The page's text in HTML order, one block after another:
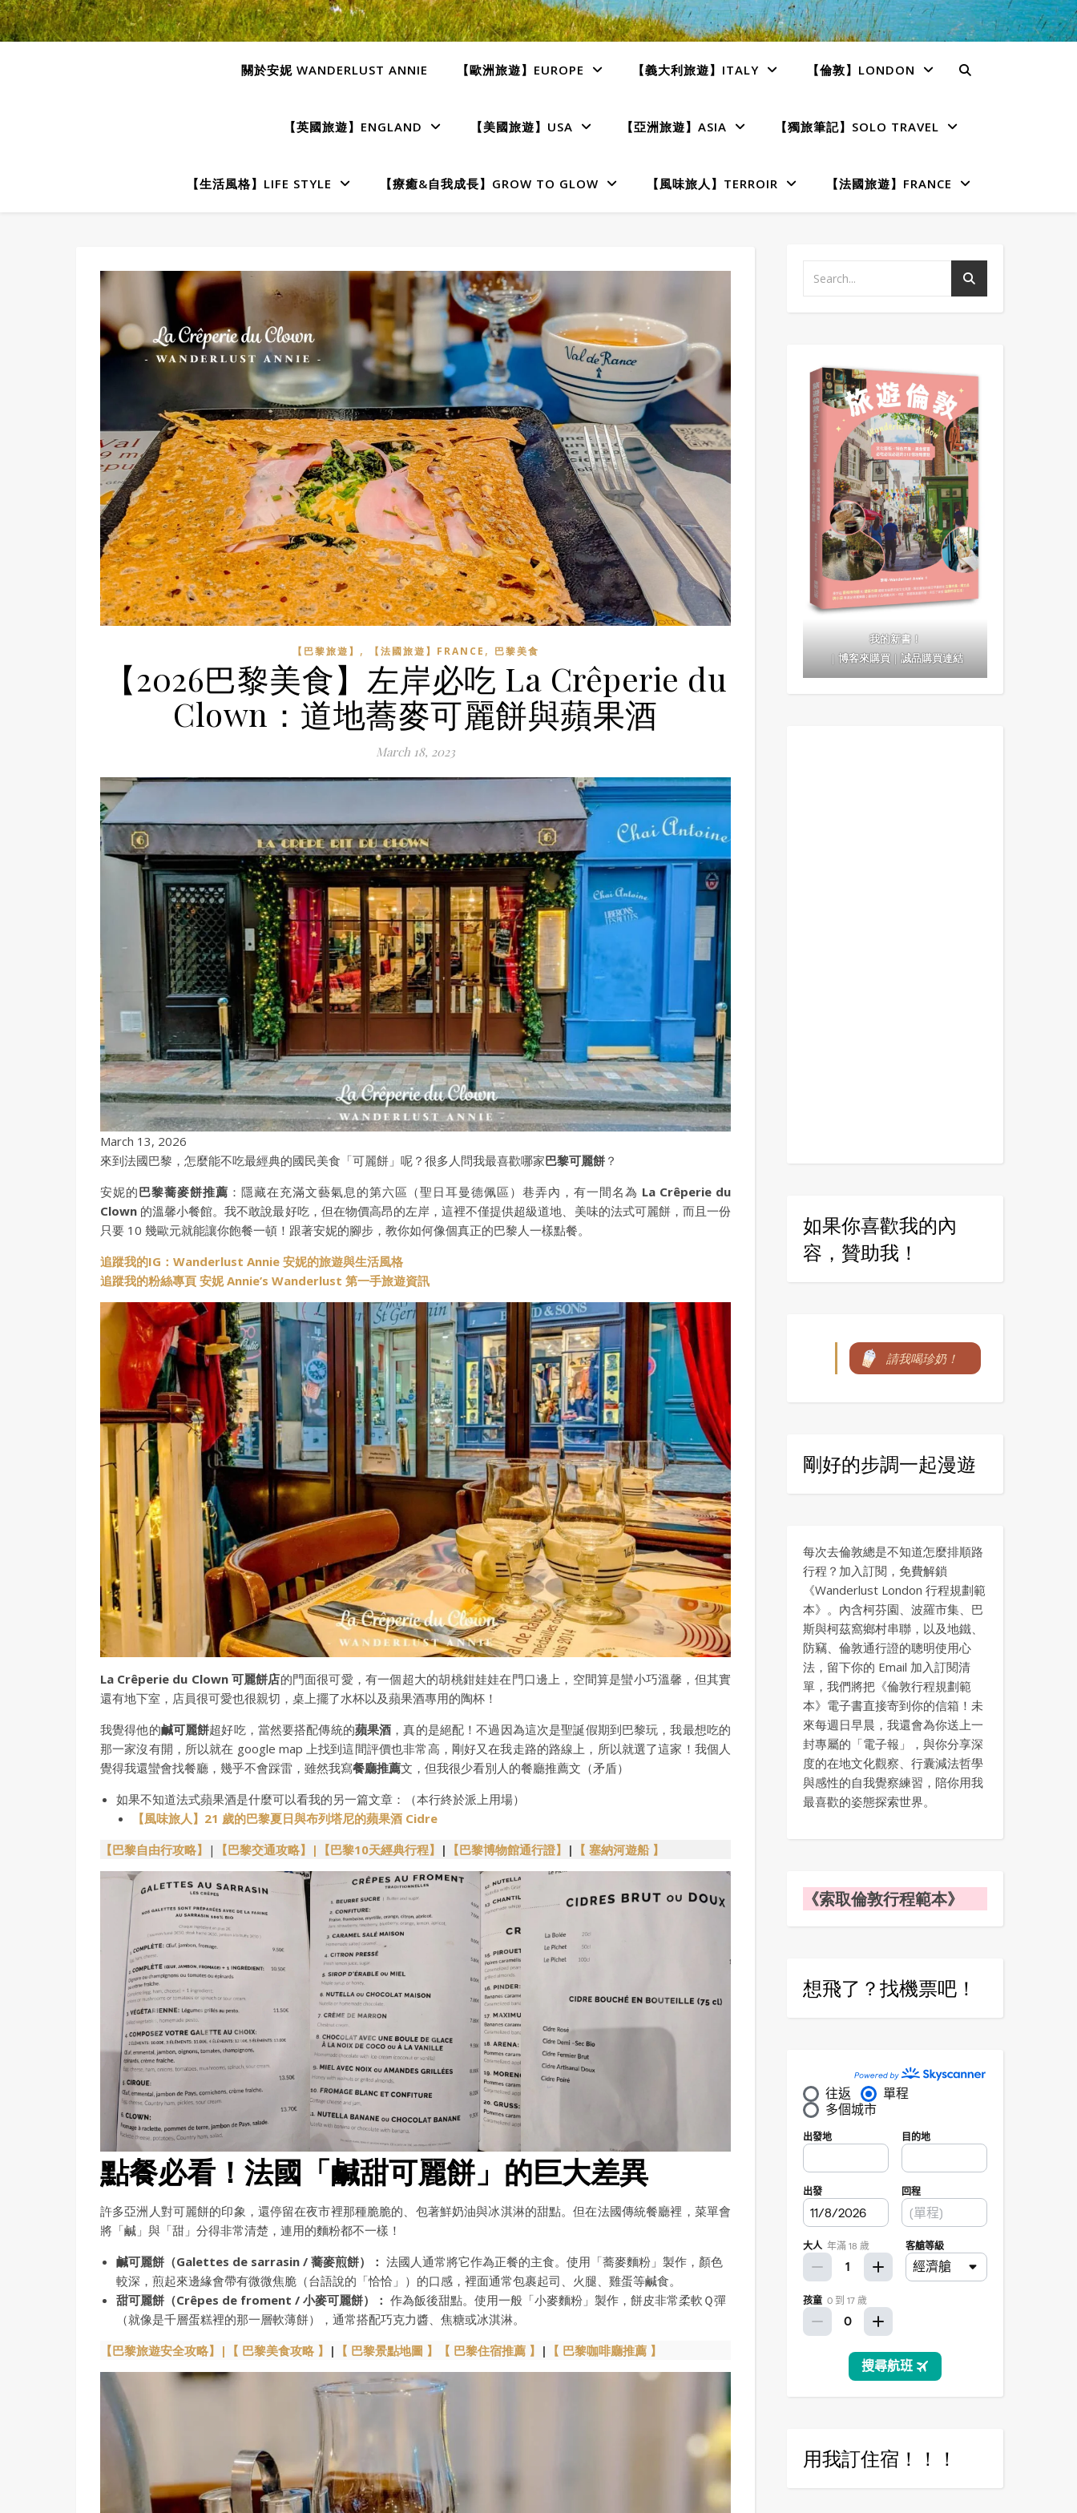
關於安妮 WANDERLUST ANNIE 【歐洲旅遊】EUROPE 【義大利旅遊】ITALY 【倫敦】LONDON
【英國旅遊】ENGLAND 【美國旅遊】USA 【亞洲旅遊】ASIA 【獨旅筆記】SOLO TRAVEL
【生活風格】LIFE STYLE 【療癒&自我成長】GROW TO GLOW 【風味旅人】TERROIR 【法國旅遊】FRANCE
【巴黎旅遊】 , 【法國旅遊】FRANCE , 巴黎美食
【2026巴黎美食】左岸必吃 La Crêperie du
Clown：道地蕎麥可麗餅與蘋果酒
March 18, 2023
March 13, 2026
來到法國巴黎，怎麼能不吃最經典的國民美食「可麗餅」呢？很多人問我最喜歡哪家巴黎可麗餅 ？
安妮的巴黎蕎麥餅推薦 ：隱藏在充滿文藝氣息的第六區（聖日耳曼德佩區）巷弄內，有一間名為 La Crêperie du
Clown 的溫馨小餐館。我不敢說最好吃，但在物價高昂的左岸，這裡不僅提供超級道地、美味的法式可麗餅，而且一份
只要 10 幾歐元就能讓你飽餐一頓！跟著安妮的腳步，教你如何像個真正的巴黎人一樣點餐。
追蹤我的IG：Wanderlust Annie 安妮的旅遊與生活風格
追蹤我的粉絲專頁 安妮 Annie’s Wanderlust 第一手旅遊資訊
La Crêperie du Clown 可麗餅店的門面很可愛，有一個超大的胡桃鉗娃娃在門口邊上，空間算是蠻小巧溫馨，但其實
還有地下室，店員很可愛也很親切，桌上擺了水杯以及蘋果酒專用的陶杯！
我覺得他的鹹可麗餅超好吃，當然要搭配傳統的蘋果酒 ，真的是絕配！不過因為這次是聖誕假期到巴黎玩，我最想吃的
那一家沒有開，所以就在 google map 上找到這間評價也非常高，剛好又在我走路的路線上，所以就選了這家！我個人
覺得我還蠻會找餐廳，幾乎不會踩雷，雖然我寫餐廳推薦文，但我很少看別人的餐廳推薦文（矛盾）
如果不知道法式蘋果酒是什麼可以看我的另一篇文章：（本行終於派上用場）
【風味旅人】21 歲的巴黎夏日與布列塔尼的蘋果酒 Cidre
【巴黎自由行攻略】
| 【巴黎交通攻略】 |【巴黎10天經典行程】 | 【巴黎博物館通行證】 | 【 塞納河遊船 】
點餐必看！法國「鹹甜可麗餅」的巨大差異
許多亞洲人對可麗餅的印象，還停留在夜市裡那種脆脆的、包著鮮奶油與冰淇淋的甜點。但在法國傳統餐廳裡，菜單會
將「鹹」與「甜」分得非常清楚，連用的麵粉都不一樣！
鹹可麗餅（Galettes de sarrasin / 蕎麥煎餅）： 法國人通常將它作為正餐的主食。使用「蕎麥麵粉」製作，顏色
較深，煎起來邊緣會帶有微微焦脆（台語說的「恰恰」）的口感，裡面通常包裹起司、火腿、雞蛋等鹹食。
甜可麗餅（Crêpes de froment / 小麥可麗餅）： 作為飯後甜點。使用一般「小麥麵粉」製作，餅皮非常柔軟Ｑ彈
（就像是千層蛋糕裡的那一層軟薄餅），通常搭配巧克力醬、焦糖或冰淇淋。
【巴黎旅遊安全攻略】| 【 巴黎美食攻略 】 | 【 巴黎景點地圖 】 【 巴黎住宿推薦 】 | 【 巴黎咖啡廳推薦 】
我的新書！
｜博客來購買｜誠品購買連結
如果你喜歡我的內
容，贊助我！
請我喝珍奶！
剛好的步調一起漫遊
每次去倫敦總是不知道怎麼排順路
行程？加入訂閱，免費解鎖
《Wanderlust London 行程規劃範
本》。內含柯芬園、波羅市集、巴
斯與柯茲窩鄉村串聯，以及地鐵、
防竊、倫敦通行證的聰明使用心
法，留下你的 Email 加入訂閱清
單，我們將把《倫敦行程規劃範
本》電子書直接寄到你的信箱！未
來每週日早晨，我還會為你送上一
封專屬的「電子報」，與你分享深
度的在地文化觀察、行囊減法哲學
與感性的自我覺察練習，陪你用我
最喜歡的姿態探索世界。
《索取倫敦行程範本》
想飛了？找機票吧！
用我訂住宿！！！